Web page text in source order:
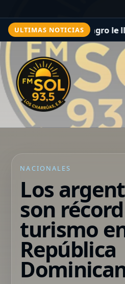
ULTIMAS NOTICIAS
desde el agro le
NACIONALES
Los
son
turismo
República